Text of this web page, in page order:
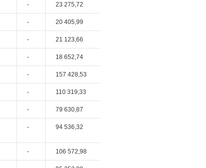
- 23 275,72
- 20 405,99
- 21 123,66
- 18 652,74
- 157 428,53
- 110 319,33
- 79 630,87
- 94 536,32
- 106 572,98